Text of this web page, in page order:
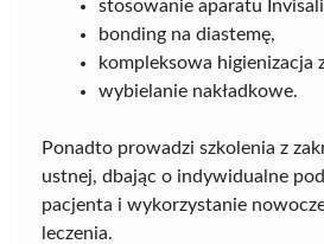
stosowanie aparatu
bonding na diastemę,
kompleksowa higienizacja
wybielanie nakładkowe.
Ponadto prowadzi szkolenia z
ustnej, dbając o indywidualne
pacjenta i wykorzystanie
leczenia.